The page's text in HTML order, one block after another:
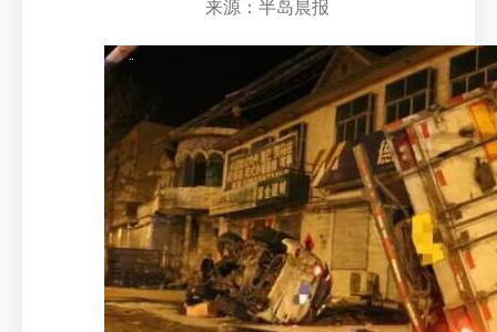
来源：半岛晨报